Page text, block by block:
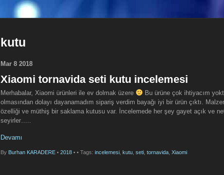
kutu
Mar 8 2018
Xiaomi tornavida seti kutu incelemesi
Merhabalar, Xiaomi ürünleri ile ev dolmak üzere
Bu ürüne çok ihtiyacım
olmasından dolayı dayanamadım sipariş verdim bayağı iyi bir ürün çıktı.
özelliği ve müthiş bir saklama kutusu var. İncelemede her şey gayet açık ve
seyirler…..
Devamı
By Burhan KARADERE • 2018 • • Tags: incelemesi kutu seti tornavida Xiaomi